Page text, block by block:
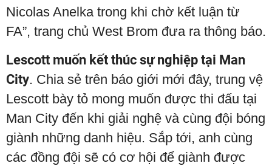
Nicolas Anelka trong khi chờ kết luận từ
FA”, trang chủ West Brom đưa ra thông báo.
Lescott muốn kết thúc sự nghiệp tại Man
City. Chia sẻ trên báo giới mới đây, trung vệ
Lescott bày tỏ mong muốn được thi đấu tại
Man City đến khi giải nghệ và cùng đội bóng
giành những danh hiệu. Sắp tới, anh cùng
các đồng đội sẽ có cơ hội để giành được